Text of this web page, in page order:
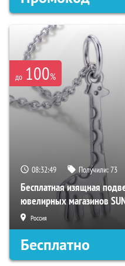
до 100%
08:32:48 Получили:73
Бесплатная изящная
ювелирных магазинов
Россия
Бесплатно